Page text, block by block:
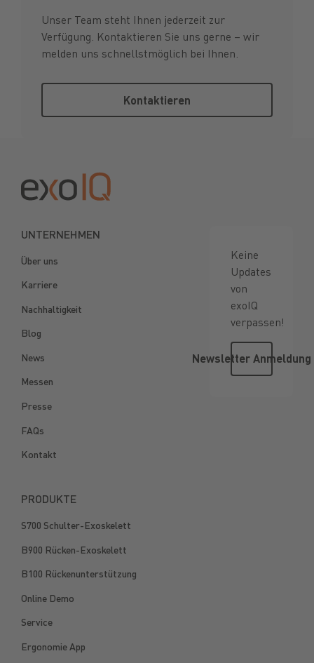
Unser Team steht Ihnen jederzeit zur
Verfügung. Kontaktieren Sie uns gerne – wir
melden uns schnellstmöglich bei Ihnen.
Kontaktieren
UNTERNEHMEN
Über uns
Karriere
Nachhaltigkeit
Blog
News
Messen
Presse
FAQs
Kontakt
PRODUKTE
S700 Schulter-Exoskelett
B900 Rücken-Exoskelett
B100 Rückenunterstützung
Online Demo
Service
Ergonomie App
Keine
Updates
von
exoIQ
verpassen!
Newsletter
Newsletter Anmeldung